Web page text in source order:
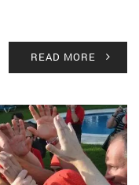
READ MORE